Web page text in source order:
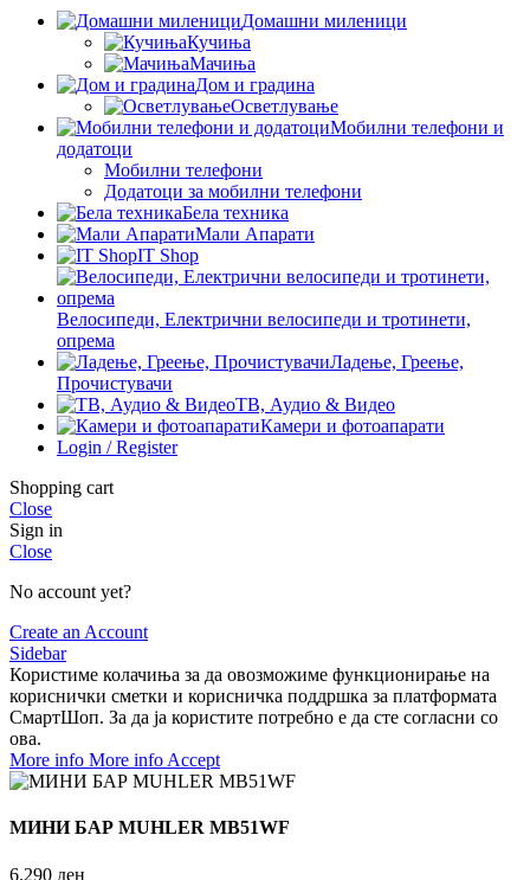
Домашни миленици
Кучиња
Мачиња
Дом и градина
Осветлување
Мобилни телефони и
додатоци
Мобилни телефони
Додатоци за мобилни телефони
Бела техника
Мали Апарати
IT Shop
Велосипеди, Електрични велосипеди и тротинети,
опрема
Ладење, Греење,
Прочистувачи
ТВ, Аудио & Видео
Камери и фотоапарати
Login / Register
Shopping cart
Close
Sign in
Close
No account yet?
Create an Account
Sidebar
Користиме колачиња за да овозможиме функционирање на
кориснички сметки и корисничка поддршка за платформата
СмартШоп. За да ја користите потребно е да сте согласни со
ова.
More info More info Accept
МИНИ БАР MUHLER MB51WF
6.290 ден